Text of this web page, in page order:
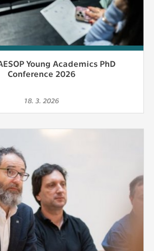
Young Academics PhD
Conference 2026
18. 3. 2026